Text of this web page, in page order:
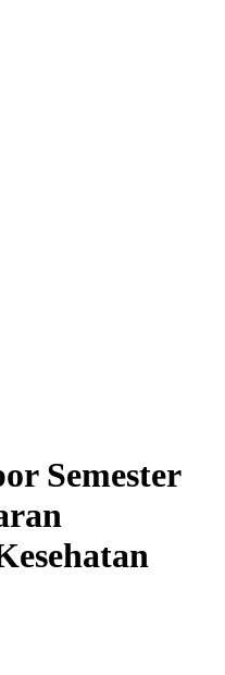
Semester